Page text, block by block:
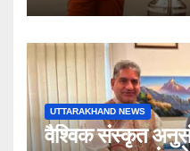
UTTARAKHAND NEWS
वैश्विक संस्कृत